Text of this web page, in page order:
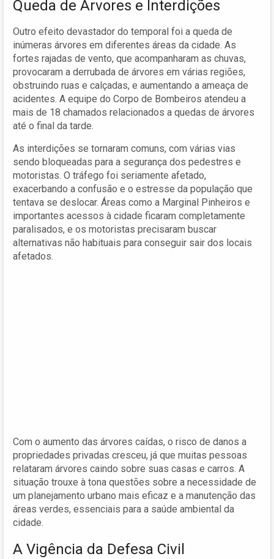
Queda de Árvores e Interdições
Outro efeito devastador do temporal foi a queda de
inúmeras árvores em diferentes áreas da cidade. As
fortes rajadas de vento, que acompanharam as chuvas,
provocaram a derrubada de árvores em várias regiões,
obstruindo ruas e calçadas, e aumentando a ameaça de
acidentes. A equipe do Corpo de Bombeiros atendeu a
mais de 18 chamados relacionados a quedas de árvores
até o final da tarde.
As interdições se tornaram comuns, com várias vias
sendo bloqueadas para a segurança dos pedestres e
motoristas. O tráfego foi seriamente afetado,
exacerbando a confusão e o estresse da população que
tentava se deslocar. Áreas como a Marginal Pinheiros e
importantes acessos à cidade ficaram completamente
paralisados, e os motoristas precisaram buscar
alternativas não habituais para conseguir sair dos locais
afetados.
Com o aumento das árvores caídas, o risco de danos a
propriedades privadas cresceu, já que muitas pessoas
relataram árvores caindo sobre suas casas e carros. A
situação trouxe à tona questões sobre a necessidade de
um planejamento urbano mais eficaz e a manutenção das
áreas verdes, essenciais para a saúde ambiental da
cidade.
A Vigência da Defesa Civil